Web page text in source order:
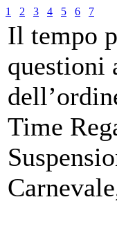
1 2 3 4 5 6 7
Il tempo
questioni
Time